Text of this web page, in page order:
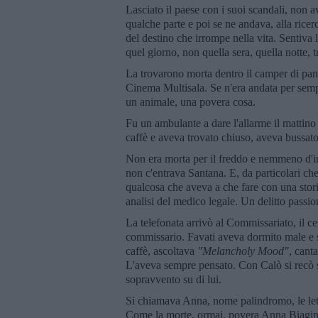
Lasciato il paese con i suoi scandali, non
qualche parte e poi se ne andava, alla
del destino che irrompe nella vita.
quel giorno, non quella sera, quella notte,
La trovarono morta dentro il camper di
Cinema Multisala. Se n'era andata per
un animale, una povera cosa.
Fu un ambulante a dare l'allarme il
caffè e aveva trovato chiuso, aveva
Non era morta per il freddo e nemmeno
non c'entrava Santana. E, da particolari
qualcosa che aveva a che fare con una
analisi del medico legale. Un delitto
La telefonata arrivò al Commissariato, il
commissario. Favati aveva dormito male
caffè, ascoltava "Melancholy Mood",
L'aveva sempre pensato. Con Calò si
sopravvento su di lui.
Si chiamava Anna, nome palindromo, le
Come la morte, ormai, povera Anna